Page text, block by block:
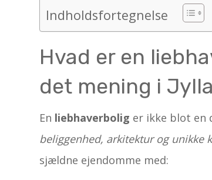
Indholdsfortegnelse
Hvad er en
det mening i
En liebhaverbolig er ikke blot en
beliggenhed, arkitektur og unikke
sjældne ejendomme med: